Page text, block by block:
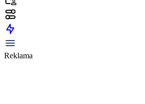
Reklama